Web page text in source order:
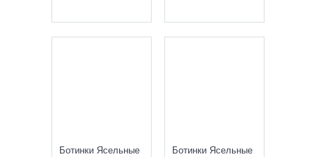
Ботинки Ясельные
Ботинки Ясельные